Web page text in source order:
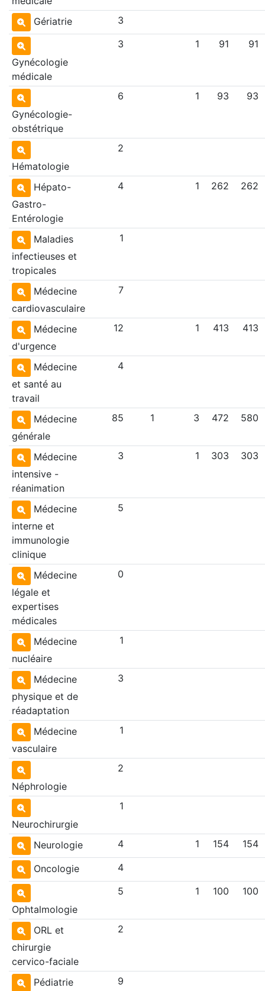
Gériatrie
3
Gynécologie
médicale
3 1 91 91
Gynécologie-
obstétrique
6 1 93 93
Hématologie
2
Hépato-
Gastro-
Entérologie
4 1 262 262
Maladies
infectieuses et
tropicales
1
Médecine
cardiovasculaire
7
Médecine
d'urgence
12 1 413 413
Médecine
et santé au
travail
4
Médecine
générale
85 1 3 472 580
Médecine
intensive -
réanimation
3 1 303 303
Médecine
interne et
immunologie
clinique
5
Médecine
légale et
expertises
médicales
0
Médecine
nucléaire
1
Médecine
physique et de
réadaptation
3
Médecine
vasculaire
1
Néphrologie
2
Neurochirurgie
1
Neurologie 4 1 154 154
Oncologie 4
Ophtalmologie
5 1 100 100
ORL et
chirurgie
cervico-faciale
2
Pédiatrie 9